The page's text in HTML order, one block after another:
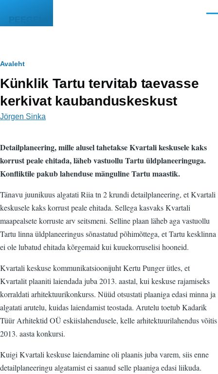
PEEGEL
Leivapuru
Avaleht
Künklik Tartu tervitab taevasse
kerkivat kaubanduskeskust
Jörgen Sinka
Detailplaneering, mille alusel tahetakse Kvartali keskusele kaks
korrust peale ehitada, läheb vastuollu Tartu üldplaneeringuga.
Konfliktile pakub lahenduse mänguline Tartu maastik.
Tänavu juunikuus algatati Riia tn 2 krundi detailplaneering, et Kvartali
keskusele kaks korrust peale ehitada. Sellega kasvaks Kvartali
maapealsete korruste arv seitsmeni. Selline plaan läheb aga vastuollu
Tartu linna üldplaneeringus sõnastatud põhimõttega, et Tartu kesklinna
ei ole lubatud ehitada kõrgemaid kui kuuekorruselisi hooneid.
Kvartali keskuse kommunikatsioonijuht Kertu Punger ütles, et
Kvartalit plaaniti laiendada juba 2013. aastal, kui keskuse rajamiseks
korraldati arhitektuurikonkurss. Nüüd otsustati plaaniga edasi minna ja
algatati arutelu, kuidas laiendamist teostada. Arutelu toetub Kadarik
Tüür Arhitektid OÜ eskiislahendusele, kelle arhitektuurilahendus võitis
2013. aasta konkursi.
Kuigi Kvartali keskuse laiendamine oli plaanis juba varem, siis enne
detailplaneeringu algatamist ei saanud selle plaaniga edasi liikuda.